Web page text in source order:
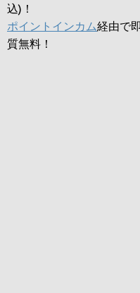
込)！
ポイントインカム経由で
質無料！